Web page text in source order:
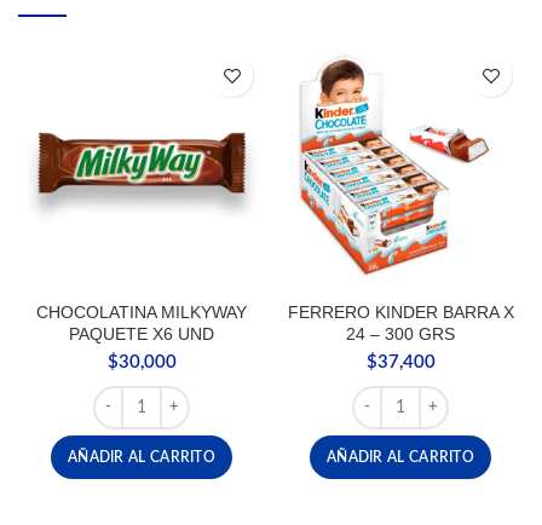
CHOCOLATINA MILKYWAY
PAQUETE X6 UND
$30,000
CHOCOLATINA MILKYWAY PAQUETE X6 UND cantidad
AÑADIR AL CARRITO
FERRERO KINDER BARRA X
24 – 300 GRS
$37,400
FERRERO KINDER
AÑADIR AL CARRITO